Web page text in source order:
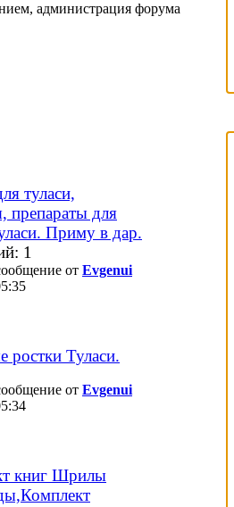
администрация форума
туласи,
препараты для
Приму в дар.
от Evgenui
ростки Туласи.
от Evgenui
книг Шрилы